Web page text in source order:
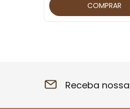
COMPRAR
Receba